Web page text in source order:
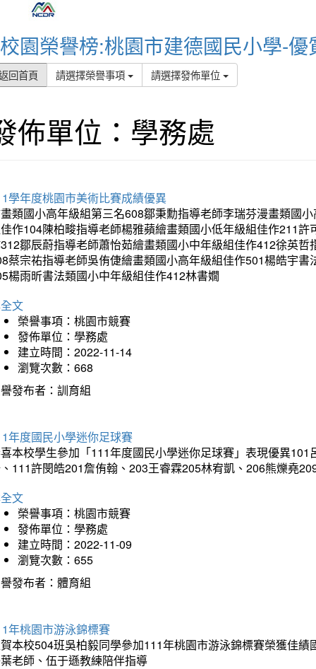
校園榮譽榜:桃園市建德國民小學-優
回首頁 請選擇榮譽事項 請選擇發佈單位
佈單位：學務處
學年度桃園市美術比賽成績優異
類國小高年級組第三名608鄒秉勳指導老師李瑞芬漫畫類國
作104陳柏畯指導老師楊雅蘋繪畫類國小低年級組佳作211
鄒辰蔚指導老師蕭怡茹繪畫類國小中年級組佳作412徐英
蔡宗祐指導老師吳侑倢繪畫類國小高年級組佳作501楊皓宇
楊雨昕書法類國小中年級組佳作412林書嫺
文
榮譽事項：桃園市競賽
發佈單位：學務處
建立時間：2022-11-14
瀏覽次數：668
發布者：訓育組
年度國民小學迷你足球賽
本校學生參加「111年度國民小學迷你足球賽」表現優異
111許閔皓201詹侑翰、203王睿霖205林宥凱、206熊爍堯
文
榮譽事項：桃園市競賽
發佈單位：學務處
建立時間：2022-11-09
瀏覽次數：655
發布者：體育組
年桃園市游泳錦標賽
本校504班吳柏毅同學參加111年桃園市游泳錦標賽榮獲佳
老師、伍于遜教練陪伴指導